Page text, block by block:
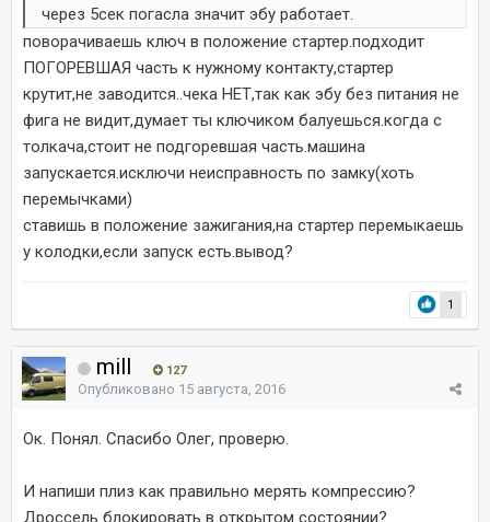
через 5сек погасла значит эбу работает.
поворачиваешь ключ в положение стартер.подходит
ПОГОРЕВШАЯ часть к нужному контакту,стартер
крутит,не заводится..чека НЕТ,так как эбу без питания не
фига не видит,думает ты ключиком балуешься.когда с
толкача,стоит не подгоревшая часть.машина
запускается.исключи неисправность по замку(хоть
перемычками)
ставишь в положение зажигания,на стартер перемыкаешь
у колодки,если запуск есть.вывод?
1
mill 127
Опубликовано 15 августа, 2016
Ок. Понял. Спасибо Олег, проверю.
И напиши плиз как правильно мерять компрессию?
Дроссель блокировать в открытом состоянии?